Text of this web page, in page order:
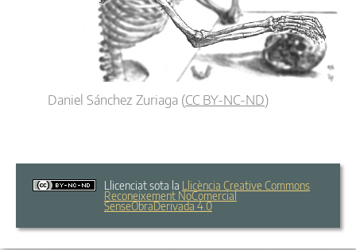
Daniel Sánchez Zuriaga (CC BY-NC-ND)
Llicenciat sota la Llicència Creative Commons
Reconeixement NoComercial
SenseObraDerivada 4.0